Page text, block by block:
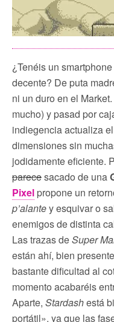
¿Tenéis un smartphone
decente? De puta
ni un duro en el
mucho) y pasad por
indiegencia actualiza
dimensiones sin
jodidamente eficiente.
parecesacado de una
Pixel propone un
p’alantey esquivar o
enemigos de distinta
Las trazas deSuper
están ahí, bien
bastante dificultad al
momento acabaréis
Aparte, Stardashestá
portátil», ya que las